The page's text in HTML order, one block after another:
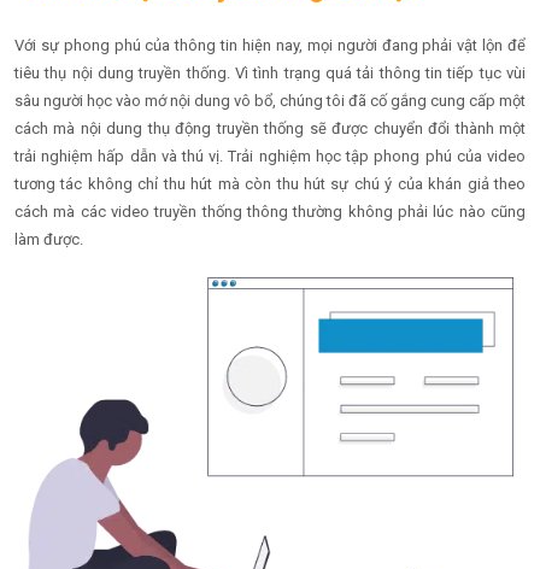
Với sự phong phú của thông tin hiện nay, mọi người đang phải vật lộn để
tiêu thụ nội dung truyền thống. Vì tình trạng quá tải thông tin tiếp tục vùi
sâu người học vào mớ nội dung vô bổ, chúng tôi đã cố gắng cung cấp một
cách mà nội dung thụ động truyền thống sẽ được chuyển đổi thành một
trải nghiệm hấp dẫn và thú vị. Trải nghiệm học tập phong phú của video
tương tác không chỉ thu hút mà còn thu hút sự chú ý của khán giả theo
cách mà các video truyền thống thông thường không phải lúc nào cũng
làm được.